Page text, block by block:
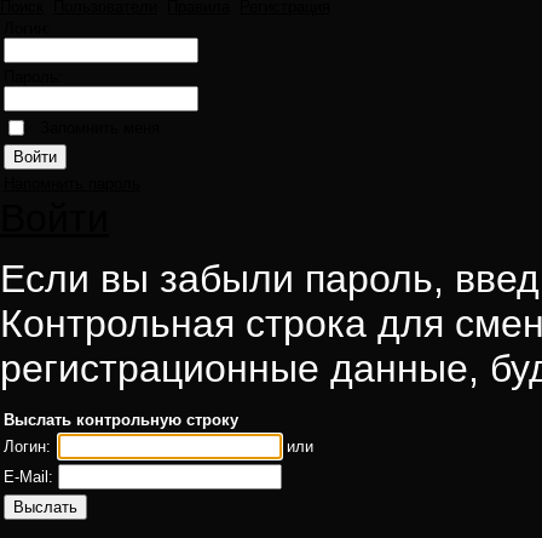
Если вы забыли пароль,
Контрольная строка для
регистрационные данные,
Выслать контрольную строку
Логин:
или
E-Mail: